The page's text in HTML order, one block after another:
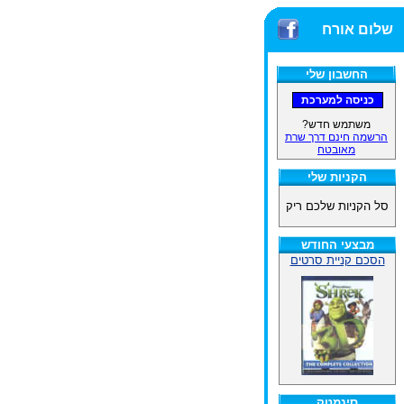
שלום אורח
החשבון שלי
משתמש חדש?
הרשמה חינם דרך שרת
מאובטח
הקניות שלי
סל הקניות שלכם ריק
מבצעי החודש
הסכם קניית סרטים